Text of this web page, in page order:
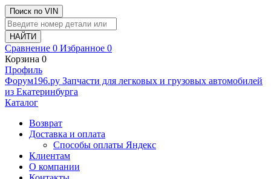
Поиск по VIN
Сравнение 0 Избранное 0
Корзина 0
Профиль
Фoрум196.ру Запчасти для легковых и грузовых автомобилей
из Екатеринбурга
Каталог
Возврат
Доставка и оплата
Способы оплаты Яндекс
Клиентам
О компании